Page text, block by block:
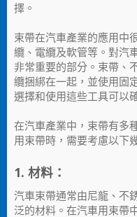
擇。
束帶在汽車產業的應用中
纜、電纜及軟管等。對汽
非常重要的部分。束帶、
纜捆綁在一起，並使用固
選擇和使用這些工具可以
在汽車產業中，束帶有多
用束帶時，需要考慮以下
1. 材料：
汽車束帶通常由尼龍、不
泛的材料。在汽車用束帶